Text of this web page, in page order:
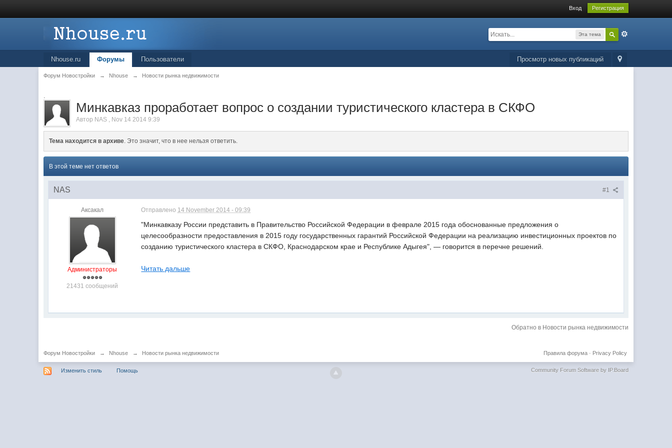
Вход Регистрация
Эта тема
Просмотр новых публикаций
Nhouse.ru Форумы Пользователи
Форум Новостройки → Nhouse → Новости рынка недвижимости
.
Минкавказ проработает вопрос о создании туристического кластера в СКФО
Автор NAS , Nov 14 2014 9:39
Тема находится в архиве. Это значит, что в нее нельзя ответить.
В этой теме нет ответов
#1
NAS
Аксакал
Администраторы
21431 сообщений
Отправлено 14 November 2014 - 09:39
"Минкавказу России представить в Правительство Российской Федерации в феврале 2015 года обоснованные предложения о
целесообразности предоставления в 2015 году государственных гарантий Российской Федерации на реализацию инвестиционных проектов по
созданию туристического кластера в СКФО, Краснодарском крае и Республике Адыгея", — говорится в перечне решений.
Читать дальше
Обратно в Новости рынка недвижимости
Форум Новостройки → Nhouse → Новости рынка недвижимости Privacy Policy
Правила форума·
Изменить стиль Помощь Community Forum Software by IP.Board